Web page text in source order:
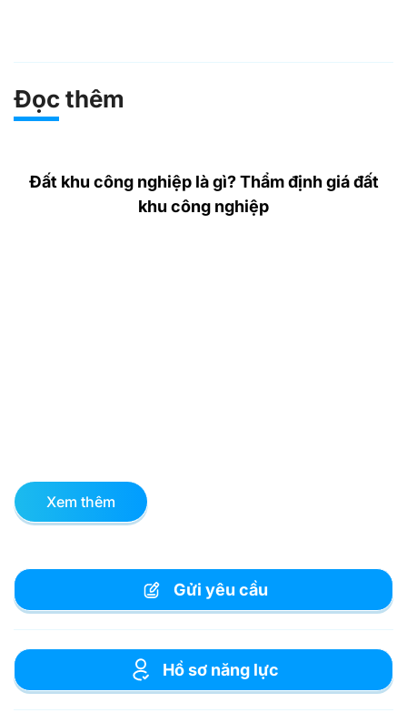
Đọc thêm
Đất khu công nghiệp là gì? Thẩm định giá đất
khu công nghiệp
Xem thêm
Gửi yêu cầu
Hồ sơ năng lực